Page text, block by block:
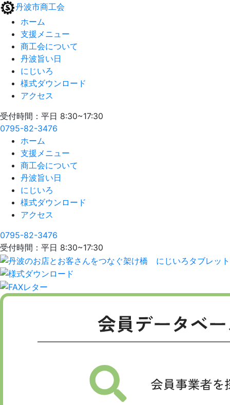
丹波市商工会
ホーム
支援メニュー
商工会について
丹波旨い日
にじいろ
様式ダウンロード
アクセス
受付時間：平日 8:30~17:30
0795-82-3476
ホーム
支援メニュー
商工会について
丹波旨い日
にじいろ
様式ダウンロード
アクセス
0795-82-3476
受付時間：平日 8:30~17:30